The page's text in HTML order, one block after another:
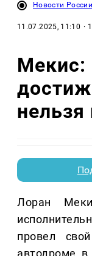
Новости России
11.07.2025, 11:10 ·
Мекис:
нельзя
Лоран
провел
автодроме в